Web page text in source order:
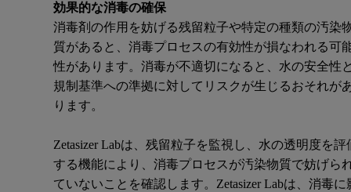
効果的な消毒の確保
消毒剤の作用を妨げる残留粒子や特定の種類の汚染
質があると、消毒プロセスの有効性が損なわれる可
性があります。消毒が不適切になると、水の安全性
規制基準への準拠に対してリスクが生じるおそれが
ります。
Zetasizer Labは、残留粒子を監視し、水の透明度を評
する機能により、消毒プロセスが汚染物質で妨げら
ていないことを確認します。Zetasizer Labは、消毒に